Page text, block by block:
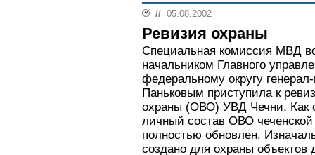
// 05.08.2002
Ревизия охраны
Специальная комиссия МВД
начальником Главного
федеральному округу
Паньковым приступила к
охраны (ОВО) УВД Чечни. Как
личный состав ОВО
полностью обновлен.
создано для охраны